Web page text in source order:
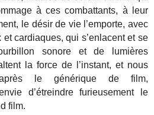
à ces combattants, à leur
le désir de vie l’emporte, avec
cardiaques, qui s’enlacent et se
sonore et de lumières
la force de l’instant, et nous
après le générique de film,
d’étreindre furieusement le
film.